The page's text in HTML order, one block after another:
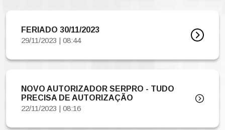
FERIADO 30/11/2023
29/11/2023 | 08:44
NOVO AUTORIZADOR SERPRO - TUDO
PRECISA DE AUTORIZAÇÃO
22/11/2023 | 08:16